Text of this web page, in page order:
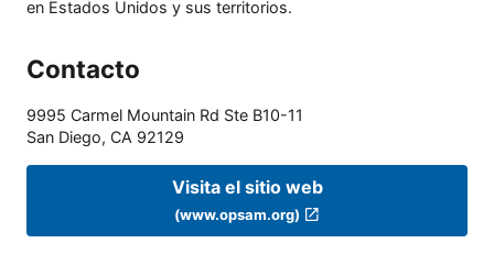
en Estados Unidos y sus territorios.
Contacto
9995 Carmel Mountain Rd Ste B10-11
San Diego, CA 92129
Visita el sitio web
(www.opsam.org)